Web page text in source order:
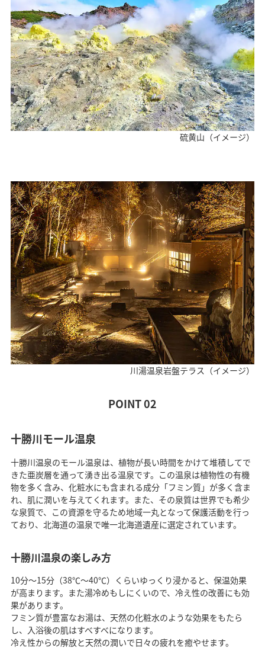
硫黄山（イメージ）
川湯温泉岩盤テラス（イメージ）
POINT 02
十勝川モール温泉
十勝川温泉のモール温泉は、植物が長い時間をかけて堆積してで
きた亜炭層を通って湧き出る温泉です。この温泉は植物性の有機
物を多く含み、化粧水にも含まれる成分「フミン質」が多く含ま
れ、肌に潤いを与えてくれます。また、その泉質は世界でも希少
な泉質で、この資源を守るため地域一丸となって保護活動を行っ
ており、北海道の温泉で唯一北海道遺産に選定されています。
十勝川温泉の楽しみ方
10分～15分（38℃～40℃）くらいゆっくり浸かると、保温効果
が高まります。また湯冷めもしにくいので、冷え性の改善にも効
果があります。
フミン質が豊富なお湯は、天然の化粧水のような効果をもたら
し、入浴後の肌はすべすべになります。
冷え性からの解放と天然の潤いで日々の疲れを癒やせます。